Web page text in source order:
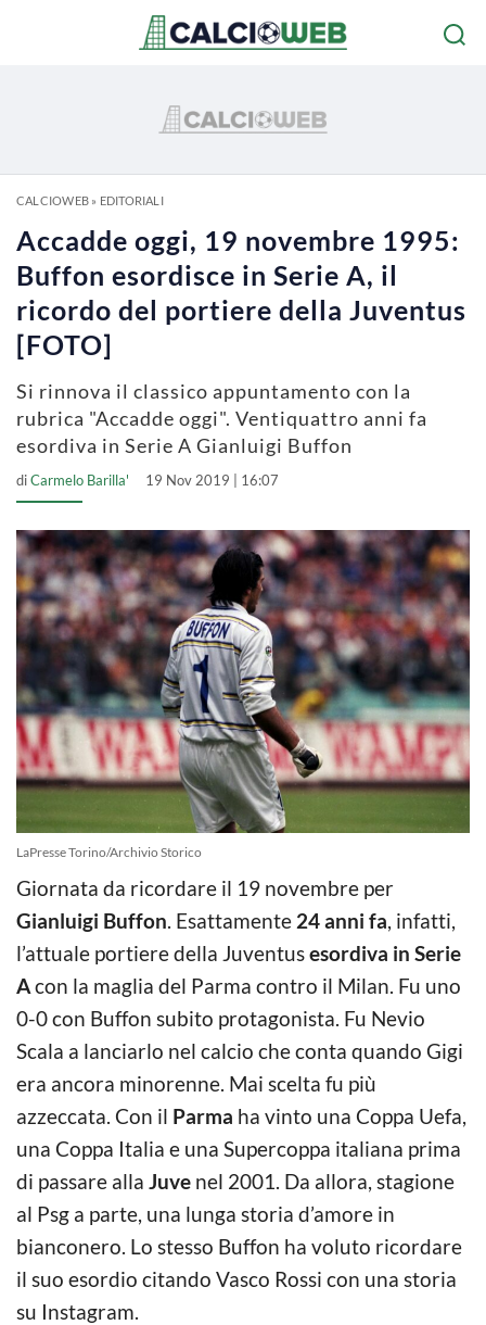
CALCIOWEB» EDITORIALI
Accadde oggi, 19 novembre 1995:
Buffon esordisce in Serie A, il
ricordo del portiere della Juventus
[FOTO]
Si rinnova il classico appuntamento con la
rubrica "Accadde oggi". Ventiquattro anni fa
esordiva in Serie A Gianluigi Buffon
diCarmelo Barilla' 19 Nov 2019 | 16:07
LaPresse Torino/Archivio Storico
Giornata da ricordare il 19 novembre per
Gianluigi Buffon. Esattamente 24 anni fa, infatti,
l’attuale portiere della Juventusesordiva in Serie
Acon la maglia del Parma contro il Milan. Fu uno
0-0 con Buffon subito protagonista. Fu Nevio
Scala a lanciarlo nel calcio che conta quando Gigi
era ancora minorenne. Mai scelta fu più
azzeccata. Con il Parma ha vinto una Coppa Uefa,
una Coppa Italia e una Supercoppa italiana prima
di passare alla Juve nel 2001. Da allora, stagione
al Psg a parte, una lunga storia d’amore in
bianconero. Lo stesso Buffon ha voluto ricordare
il suo esordio citando Vasco Rossi con una storia
su Instagram.